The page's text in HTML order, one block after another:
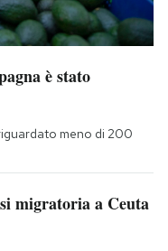
è stato
meno di 200
migratoria a Ceuta